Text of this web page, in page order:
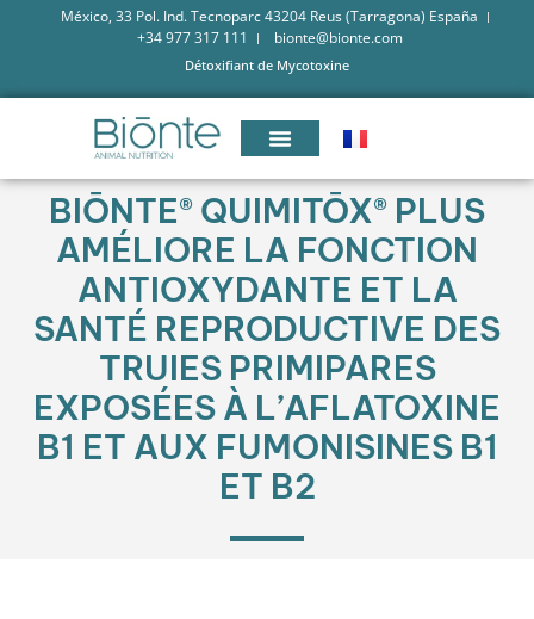
México, 33 Pol. Ind. Tecnoparc 43204 Reus (Tarragona) España
+34 977 317 111
bionte@bionte.com
Détoxifiant de Mycotoxine
BIŌNTE® QUIMITŌX® PLUS
AMÉLIORE LA FONCTION
ANTIOXYDANTE ET LA
SANTÉ REPRODUCTIVE DES
TRUIES PRIMIPARES
EXPOSÉES À L’AFLATOXINE
B1 ET AUX FUMONISINES B1
ET B2